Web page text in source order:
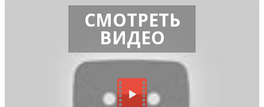
СМОТРЕТЬ
ВИДЕО